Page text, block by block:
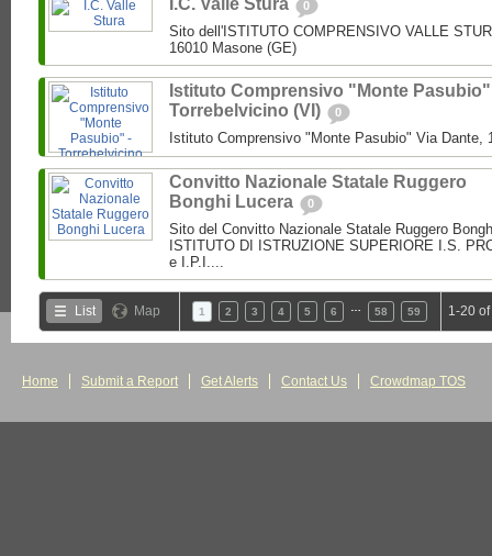
I.C. Valle Stura 0
Sito dell'ISTITUTO COMPRENSIVO VALLE
16010 Masone (GE)
Istituto Comprensivo "Monte
Torrebelvicino (VI)
0
Istituto Comprensivo "Monte Pasubio" Via Dante,
Convitto Nazionale Statale Ruggero
Bonghi Lucera
0
Sito del Convitto Nazionale Statale Ruggero
ISTITUTO DI ISTRUZIONE SUPERIORE I.S.
e I.P.I....
List Map 1 2 3 4 5 6 58 59 1-20
Home Submit a Report Get Alerts Contact Us Crowdmap TOS